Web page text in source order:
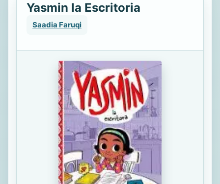
Yasmin la Escritoria
Saadia Faruqi